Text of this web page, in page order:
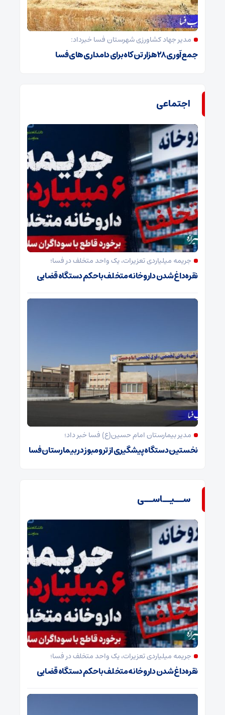
مدیر جهاد کشاورزی شهرستان فسا خبرداد:
جمع‌آوری ۲۸ هزار تن کاه برای دامداری‌های فسا
اجتماعی
جریمه میلیاردی تعزیرات، یک واحد متخلف در فسا؛
نقره‌داغ شدن داروخانه متخلف با حکم دستگاه قضایی
مدیر بیمارستان امام حسین(ع) فسا خبر داد؛
نخستین دستگاه پیشگیری از ترومبوز در بیمارستان فسا
ســیــاســی
جریمه میلیاردی تعزیرات، یک واحد متخلف در فسا؛
نقره‌داغ شدن داروخانه متخلف با حکم دستگاه قضایی